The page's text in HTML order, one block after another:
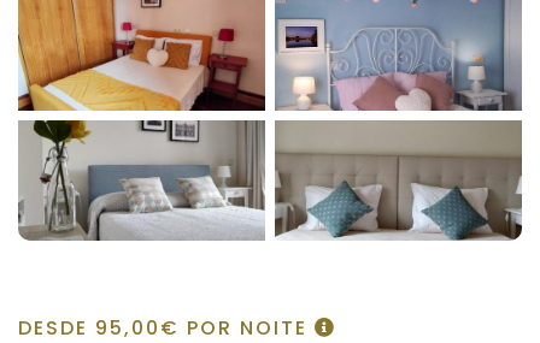
DESDE 95,00€ POR NOITE